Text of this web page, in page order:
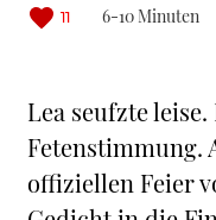
11 6-10 Minuten
Lea seufzte
Fetenstimmung.
offiziellen Feier